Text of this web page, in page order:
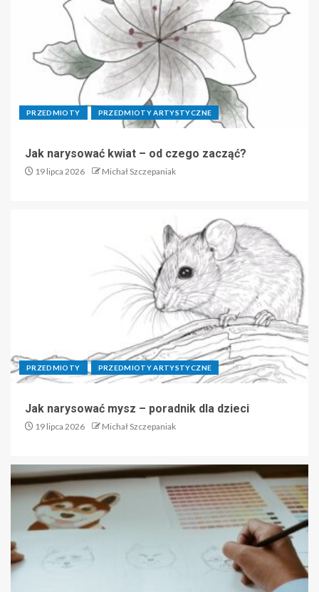
PRZEDMIOTY PRZEDMIOTY ARTYSTYCZNE
Jak narysować kwiat – od czego zacząć?
19 lipca 2026 Michał Szczepaniak
PRZEDMIOTY PRZEDMIOTY ARTYSTYCZNE
Jak narysować mysz – poradnik dla dzieci
19 lipca 2026 Michał Szczepaniak